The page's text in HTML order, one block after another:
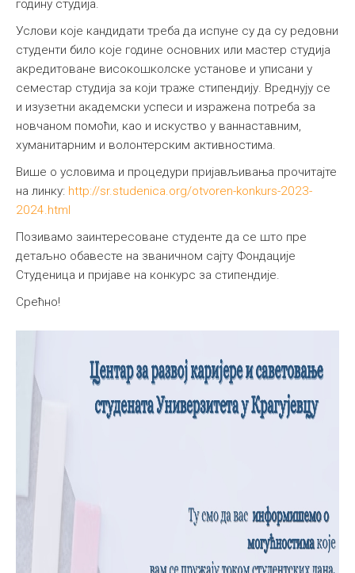
годину студија.
Услови које кандидати треба да испуне су да су редовни
студенти било које године основних или мастер студија
акредитоване високошколске установе и уписани у
семестар студија за који траже стипендију. Вреднују се
и изузетни академски успеси и изражена потреба за
новчаном помоћи, као и искуство у ваннаставним,
хуманитарним и волонтерским активностима.
Више о условима и процедури пријављивања прочитајте
на линку: http://sr.studenica.org/otvoren-konkurs-2023-
2024.html
Позивамо заинтересоване студенте да се што пре
детаљно обавесте на званичном сајту Фондације
Студеница и пријаве на конкурс за стипендије.
Срећно!